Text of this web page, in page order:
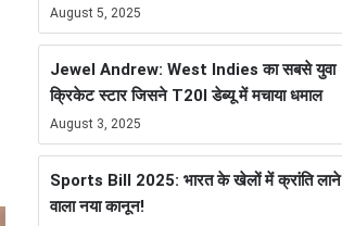
August 5, 2025
Jewel Andrew: West Indies का सबसे युवा
क्रिकेट स्टार जिसने T20I डेब्यू में मचाया धमाल
August 3, 2025
Sports Bill 2025: भारत के खेलों में क्रांति लाने
वाला नया कानून!